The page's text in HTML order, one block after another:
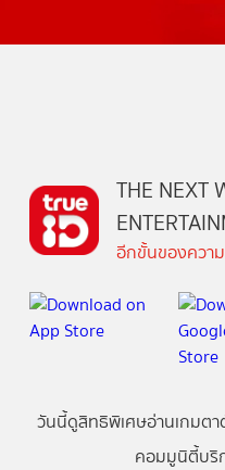
THE NEXT
อีกขั้นของควา
วันนี้ดูสิทธิพิเศษอ่านเกมตา
คอมมูนิตี้บริ